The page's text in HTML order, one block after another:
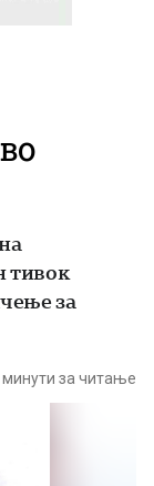
тивок
за
минути за читање